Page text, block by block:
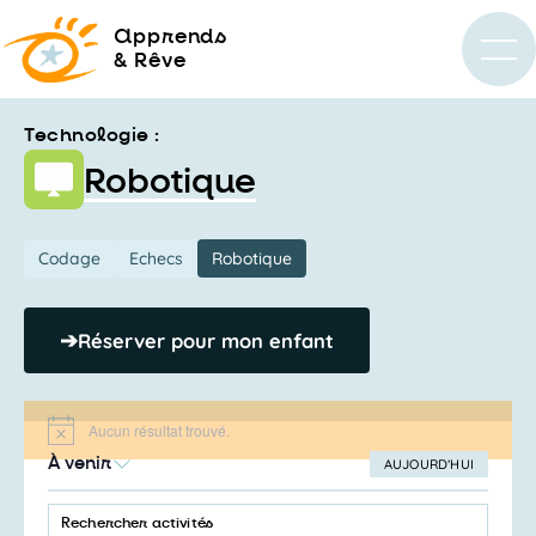
apprends
& Rêve
Technologie :
Robotique
Codage Echecs Robotique
➔Réserver pour mon enfant
Notice Aucun résultat trouvé.
AUJOURD’HUI
À venir
LA
DATE
Recherche
et
SAISIR